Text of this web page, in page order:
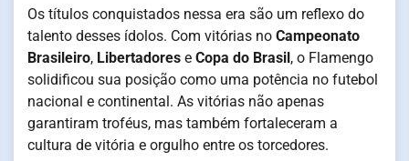
Os títulos conquistados nessa era são um reflexo do
talento desses ídolos. Com vitórias no Campeonato
Brasileiro, Libertadores e Copa do Brasil, o Flamengo
solidificou sua posição como uma potência no futebol
nacional e continental. As vitórias não apenas
garantiram troféus, mas também fortaleceram a
cultura de vitória e orgulho entre os torcedores.